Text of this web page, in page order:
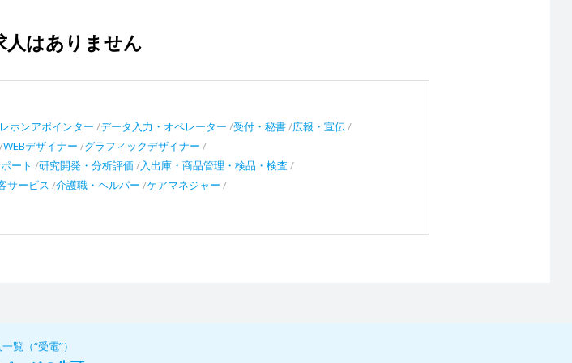
人はありません
ホンアポインター データ入力・オペレーター 受付・秘書 広報・宣伝
WEBデザイナー グラフィックデザイナー
ート 研究開発・分析評価 入出庫・商品管理・検品・検査
サービス 介護職・ヘルパー ケアマネジャー
覧（“受電”）